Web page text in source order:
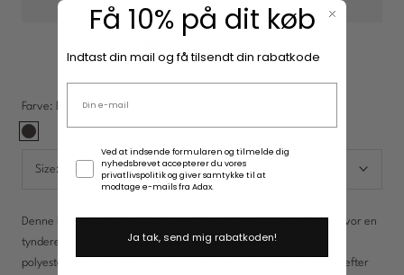
Farve: Dark brown
Dark
Size:
Denne lette og stilfulde handske er ideel til overgangsperioder, hvor en
tyndere model foretrækkes. Fremstillet af blødt læder med et let
polyesterfoer, der giver komfort og varme. Handsken former sig efter
Få 10% på dit køb
Indtast din mail og få tilsendt din rabatkode
Email adresse
SamtykkeVed at indsende formularen og tilmelde dig
nyhedsbrevet accepterer du vores
privatlivspolitik og giver samtykke til at
modtage e-mails fra Adax.
Ja tak, send mig rabatkoden!